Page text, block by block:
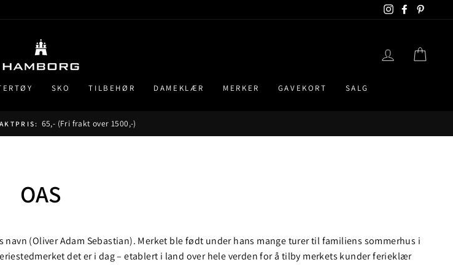
InstagramFacebook
LOGG INN
SKO TILBEHØR DAMEKLÆR MERKER GAVEKORT SALG
65,- (Fri frakt over 1500,-)
OAS
navn (Oliver Adam Sebastian). Merket ble født under hans mange turer til familiens sommerhus i
det er i dag – etablert i land over hele verden for å tilby merkets kunder ferieklær